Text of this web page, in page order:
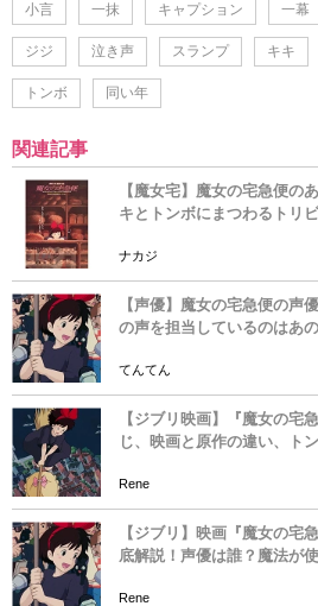
小言 一抹 キャプション 一幕
ジジ 泣き声 スランプ キキ
トンボ 同い年
関連記事
【魔女宅】魔女の宅急便の
キとトンボにまつわるトリ
ナカジ
【声優】魔女の宅急便の声
の声を担当しているのはあの
てんてん
【ジブリ映画】『魔女の宅
じ、映画と原作の違い、ト
Rene
【ジブリ】映画『魔女の宅
底解説！声優は誰？魔法が
Rene